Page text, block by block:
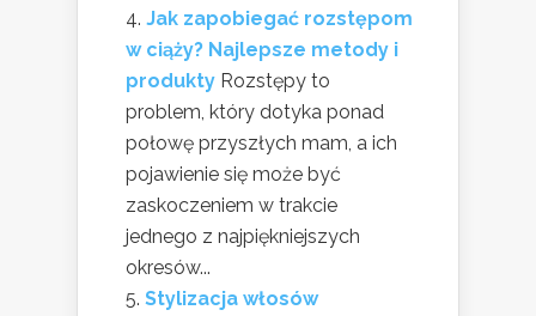
Jak zapobiegać rozstępom
w ciąży? Najlepsze metody i
produkty Rozstępy to
problem, który dotyka ponad
połowę przyszłych mam, a ich
pojawienie się może być
zaskoczeniem w trakcie
jednego z najpiękniejszych
okresów...
Stylizacja włosów